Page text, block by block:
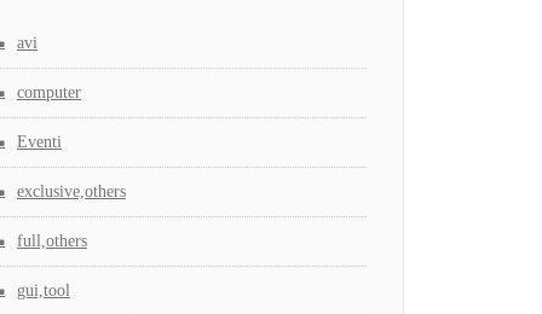
avi
computer
Eventi
exclusive,others
full,others
gui,tool